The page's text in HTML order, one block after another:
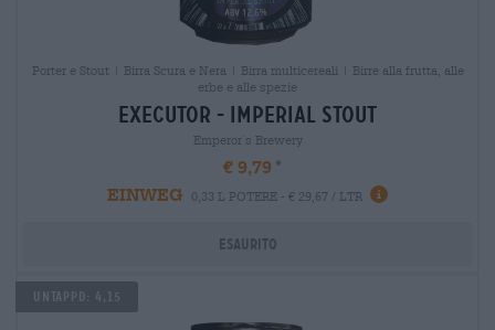
Porter e Stout | Birra Scura e Nera | Birra multicereali | Birre alla frutta, alle
erbe e alle spezie
executor - imperial stout
Emperor´s Brewery
€ 9,79
EINWEG
0,33 L POTERE - € 29,67 / LTR
Esaurito
Untappd: 4,15